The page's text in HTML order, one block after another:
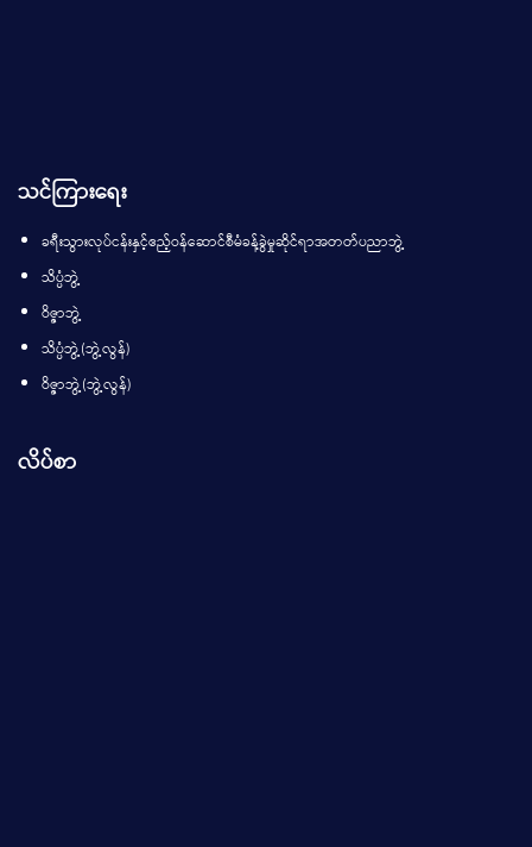
သင်ကြားရေး
ခရီးသွားလုပ်ငန်းနှင့်ဧည့်ဝန်ဆောင်စီမံခန့်ခွဲမှုဆိုင်ရာအတတ်ပညာဘွဲ့
သိပ္ပံဘွဲ့
ဝိဇ္ဇာဘွဲ့
သိပ္ပံဘွဲ့(ဘွဲ့လွန်)
ဝိဇ္ဇာဘွဲ့(ဘွဲ့လွန်)
လိပ်စာ